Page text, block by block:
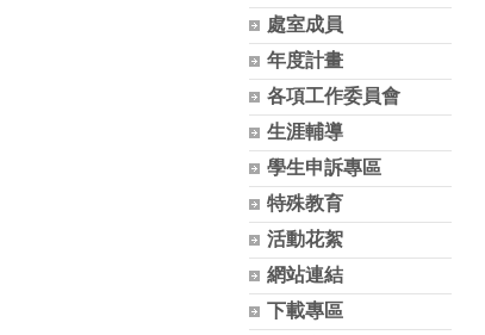
處室成員
年度計畫
各項工作委員會
生涯輔導
學生申訴專區
特殊教育
活動花絮
網站連結
下載專區